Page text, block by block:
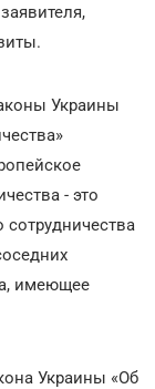
Украины
- это
сотрудничества
имеющее
Украины «Об